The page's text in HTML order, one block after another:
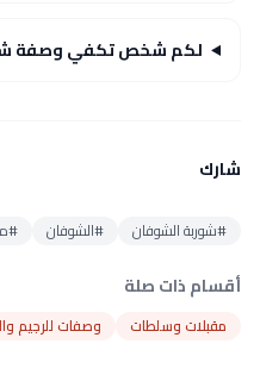
لكم شخص تكفي وصفة
شارك
#شوربة الشوفان #الشوفان
أقسام ذات صلة
مقبلات وسلطات وصفات للرجيم